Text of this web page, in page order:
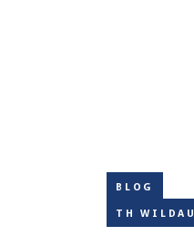
BLOG
TH WILDAU